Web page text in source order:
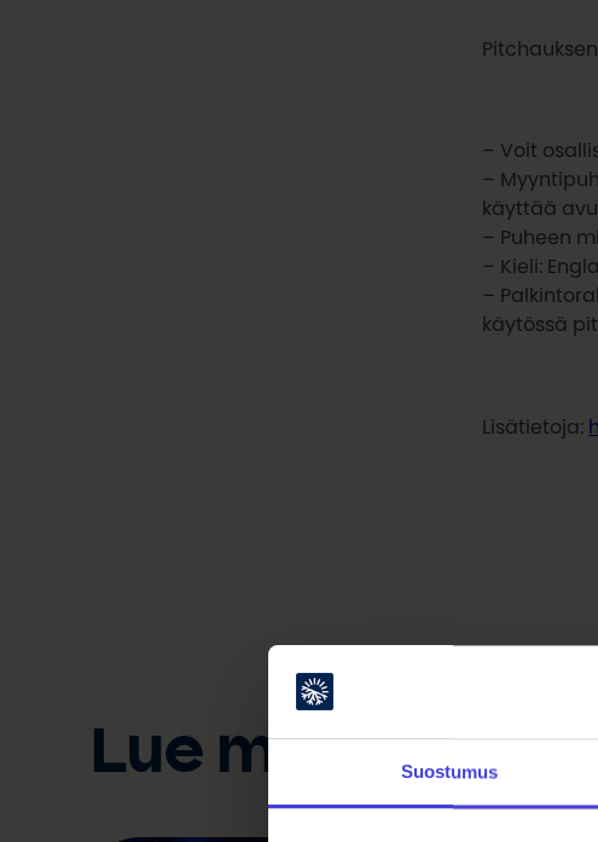
Suostumus
– Voit
–
käyttää
– Puheen
– Kieli:
–
käytössä
Lisätietoja:
Lue myös